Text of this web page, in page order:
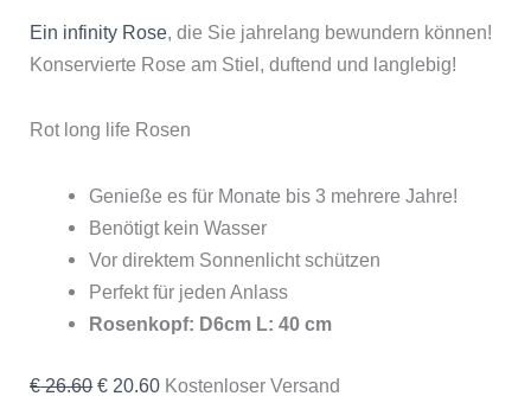
Ein infinity Rose , die Sie jahrelang bewundern können!
Konservierte Rose am Stiel, duftend und langlebig!
Rot long life Rosen
Genieße es für Monate bis 3 mehrere Jahre!
Benötigt kein Wasser
Vor direktem Sonnenlicht schützen
Perfekt für jeden Anlass
Rosenkopf: D6cm L: 40 cm
€26.60 € 20.60 Kostenloser Versand